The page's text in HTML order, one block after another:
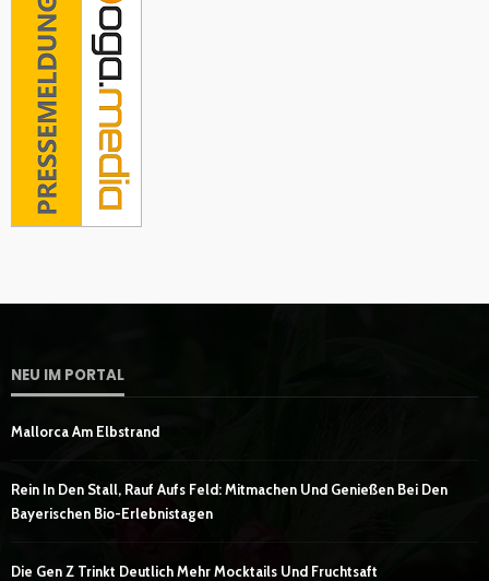
NEU IM PORTAL
Mallorca Am Elbstrand
Rein In Den Stall, Rauf Aufs Feld: Mitmachen Und Genießen Bei Den
Bayerischen Bio-Erlebnistagen
Die Gen Z Trinkt Deutlich Mehr Mocktails Und Fruchtsaft